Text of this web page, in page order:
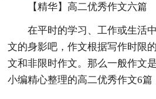
【精华】高二优秀作文六篇
在平时的学习、工作或生活
文的身影吧，作文根据写作时限
文和非限时作文。那么一般作文
小编精心整理的高二优秀作文6篇